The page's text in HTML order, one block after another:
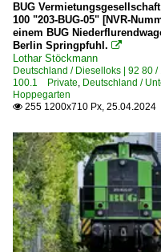
BUG
100 "203-BUG-05" [NVR-
einem BUG
Berlin Springpfuhl. 
Lothar Stöckmann
Deutschland / Dieselloks | 92
100.1 Private, Deutschland /
Hoppegarten
 255 1200x710 Px, 25.04.2024